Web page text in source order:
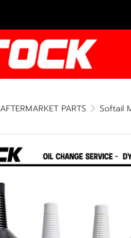
AFTERMARKET PARTS Softail